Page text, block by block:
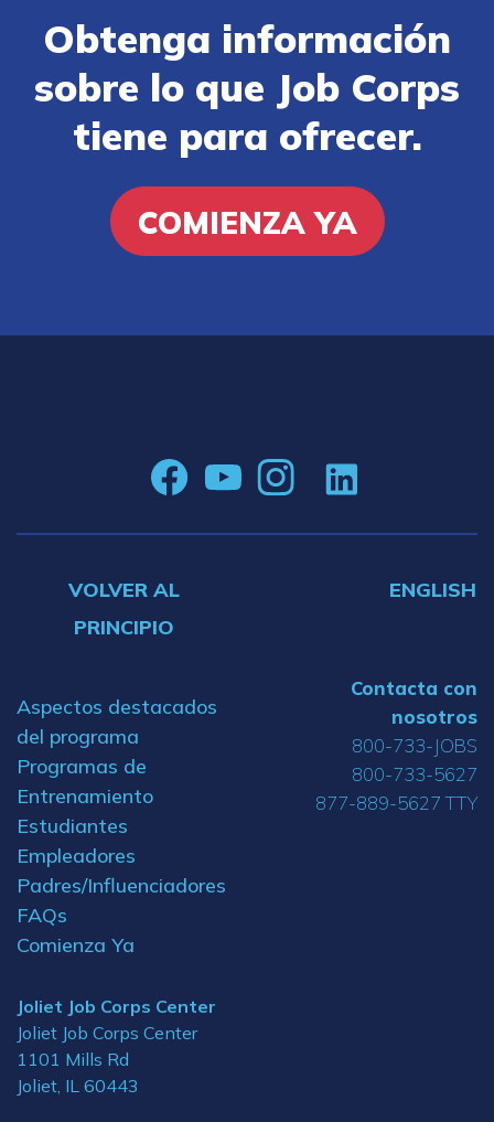
Obtenga información
sobre lo que Job Corps
tiene para ofrecer.
COMIENZA YA
VOLVER AL
PRINCIPIO
ENGLISH
Aspectos destacados
del programa
Programas de
Entrenamiento
Estudiantes
Empleadores
Padres/Influenciadores
FAQs
Comienza Ya
Joliet Job Corps Center
Joliet Job Corps Center
1101 Mills Rd
Joliet, IL 60443
Contacta con
nosotros
800-733-JOBS
800-733-5627
877-889-5627 TTY